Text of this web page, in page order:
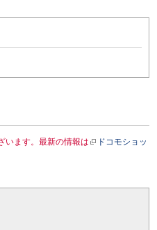
います。最新の情報は
ドコモショッ